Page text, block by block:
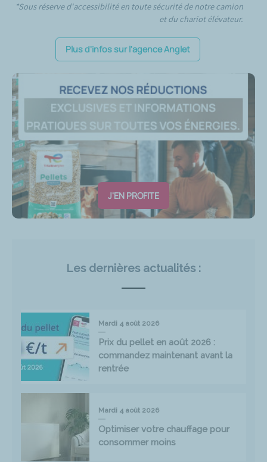
*Sous réserve d'accessibilité en toute sécurité de notre camion
et du chariot élévateur.
Plus d'infos sur l'agence Anglet
J'EN PROFITE
Les dernières actualités :
Mardi 4 août 2026
Prix du pellet en août 2026 :
commandez maintenant avant la
rentrée
Mardi 4 août 2026
Optimiser votre chauffage pour
consommer moins